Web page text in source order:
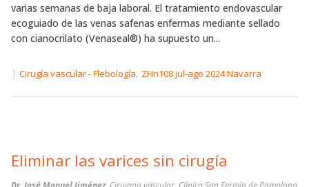
varias semanas de baja laboral. El tratamiento endovascular
ecoguiado de las venas safenas enfermas mediante sellado
con cianocrilato (Venaseal®) ha supuesto un...
| Cirugía vascular - Flebología, ZHn108 jul-ago 2024 Navarra
Eliminar las varices sin cirugía